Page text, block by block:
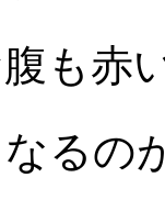
も赤
るの